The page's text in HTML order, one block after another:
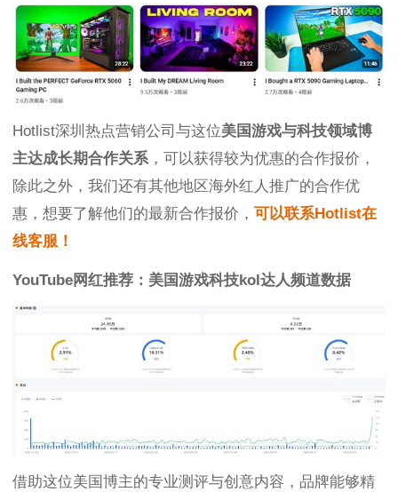
Hotlist深圳热点营销公司与这位美国游戏与科技领域博
主达成长期合作关系 ，可以获得较为优惠的合作报价，
除此之外，我们还有其他地区海外红人推广的合作优
惠，想要了解他们的最新合作报价， 可以联系Hotlist在
线客服！
YouTube网红推荐：美国游戏科技kol达人频道数据
借助这位美国博主的专业测评与创意内容，品牌能够精